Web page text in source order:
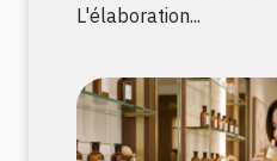
L'élaboration...